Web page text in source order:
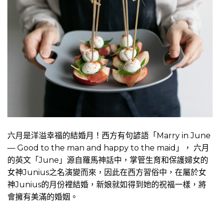
六月是洋溢幸福的結婚月！西方有句諺語「Marry in June
— Good to the man and happy to the maid」， 六月
的英文「June」源自羅馬神話中，掌管生育和保護婦女的
女神Junius之名演變而來，因此在西方習俗中，在屬於女
神Junius的月份裡結婚，新娘就如得到她的祝福一樣，將
會擁有美滿的婚姻。